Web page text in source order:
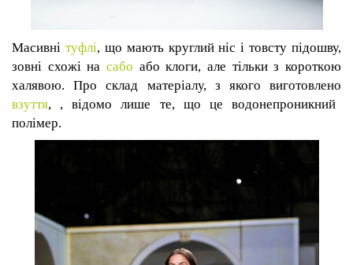
Масивні туфлі, що мають круглий ніс і товсту підошву,
зовні схожі на сабо або клоги, але тільки з короткою
халявою. Про склад матеріалу, з якого виготовлено
взуття, , відомо лише те, що це водонепроникний
полімер.